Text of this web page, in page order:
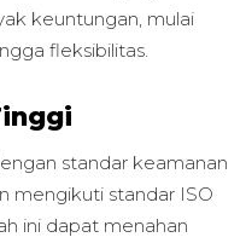
keuntungan, mulai
fleksibilitas.
standar keamanan
mengikuti standar ISO
ini dapat menahan